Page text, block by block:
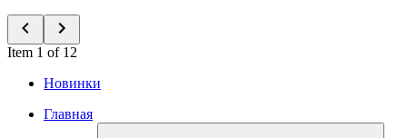
Item 1 of 12
Новинки
Главная